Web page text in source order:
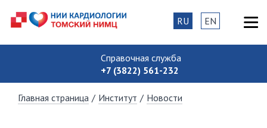
Справочная служба
+7 (3822) 561-232
RU EN
Главная страница / Институт / Новости